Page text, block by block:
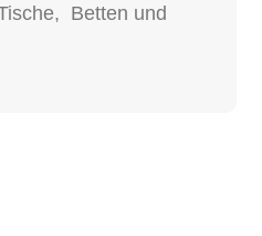
Betten und